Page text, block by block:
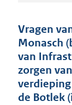
Vragen
Monasch
van
zorgen
de Botlek